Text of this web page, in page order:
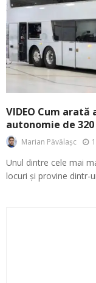
VIDEO Cum
autonomie de
Marian Păvălașc
Unul dintre cele mai
locuri și provine dintr-